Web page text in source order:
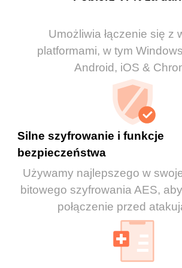
Umożliwia łączenie się z
platformami, w tym
Android, iOS &
Silne szyfrowanie i funkcje
bezpieczeństwa
Używamy najlepszego w
bitowego szyfrowania AES,
połączenie przed